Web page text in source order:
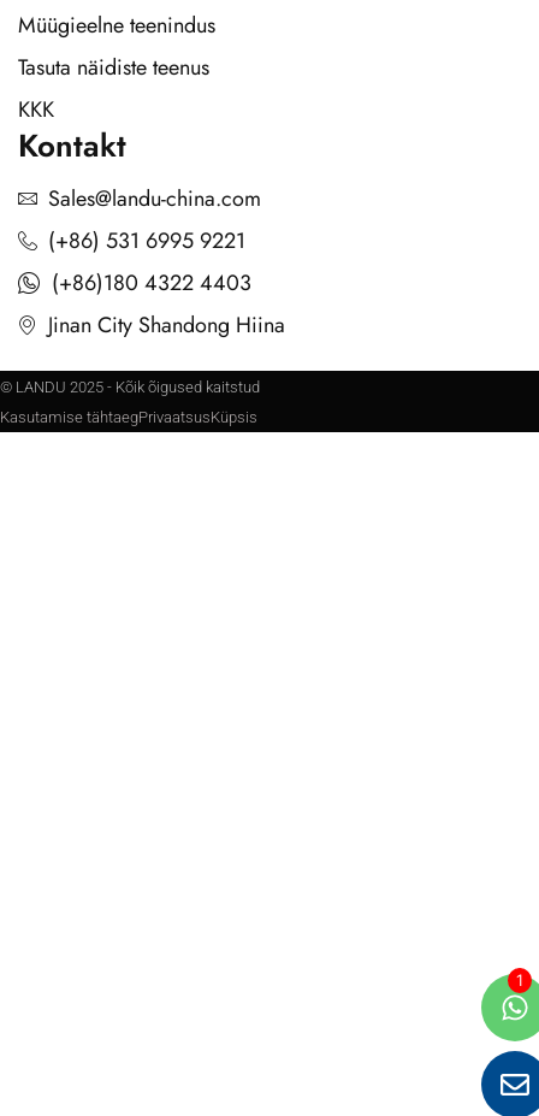
Müügieelne teenindus
Tasuta näidiste teenus
KKK
Kontakt
Sales@landu-china.com
(+86) 531 6995 9221
(+86)180 4322 4403
Jinan City Shandong Hiina
© LANDU 2025 - Kõik õigused kaitstud
Kasutamise tähtaegPrivaatsusKüpsis